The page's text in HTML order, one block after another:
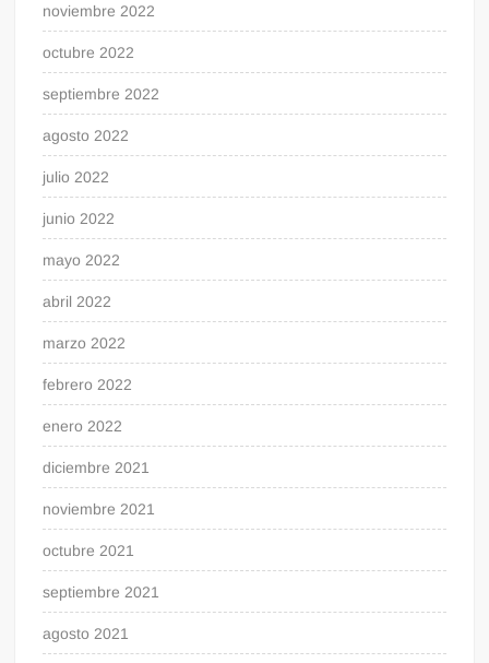
noviembre 2022
octubre 2022
septiembre 2022
agosto 2022
julio 2022
junio 2022
mayo 2022
abril 2022
marzo 2022
febrero 2022
enero 2022
diciembre 2021
noviembre 2021
octubre 2021
septiembre 2021
agosto 2021